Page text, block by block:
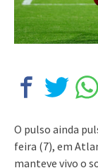
O pulso ainda
feira (7), em
manteve vivo o